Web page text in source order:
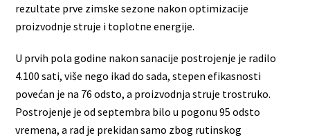
rezultate prve zimske sezone nakon optimizacije
proizvodnje struje i toplotne energije.
U prvih pola godine nakon sanacije postrojenje je radilo
4.100 sati, više nego ikad do sada, stepen efikasnosti
povećan je na 76 odsto, a proizvodnja struje trostruko.
Postrojenje je od septembra bilo u pogonu 95 odsto
vremena, a rad je prekidan samo zbog rutinskog